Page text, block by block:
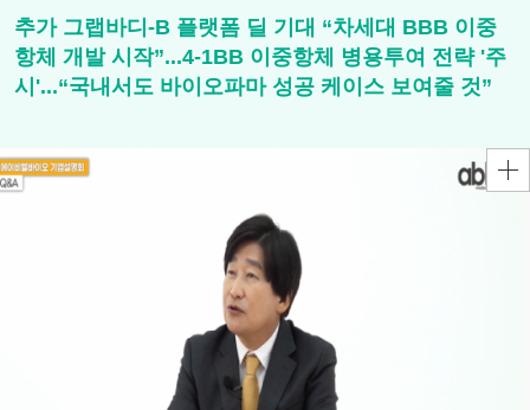
추가 그랩바디-B 플랫폼 딜 기대 “차세대 BBB 이중
항체 개발 시작”...4-1BB 이중항체 병용투여 전략 '주
시'...“국내서도 바이오파마 성공 케이스 보여줄 것”